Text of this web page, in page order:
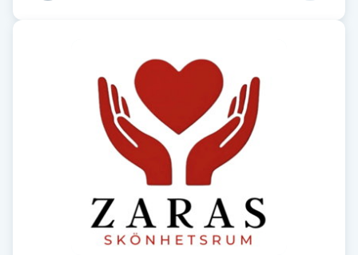
F
Faceliftmassage
Fettreducering